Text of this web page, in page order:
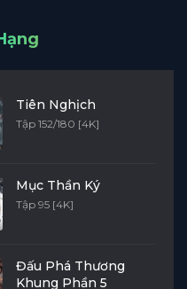
Tiên Nghịch
Tập 152/180 [4K]
Mục Thần Ký
Tập 95 [4K]
Đấu Phá Thương
Khung Phần 5